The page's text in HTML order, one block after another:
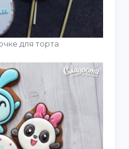
для торта